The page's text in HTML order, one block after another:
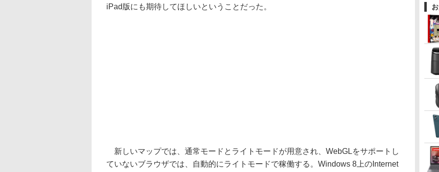
iPad版にも期待してほしいということだった。
新しいマップでは、通常モードとライトモードが用意され、WebGLをサポートし
ていないブラウザでは、自動的にライトモードで稼働する。Windows 8上のInternet